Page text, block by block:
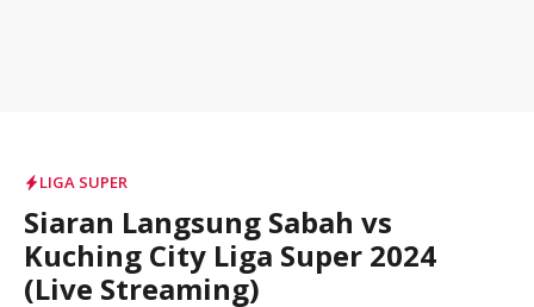
LIGA SUPER
Siaran Langsung Sabah vs
Kuching City Liga Super 2024
(Live Streaming)